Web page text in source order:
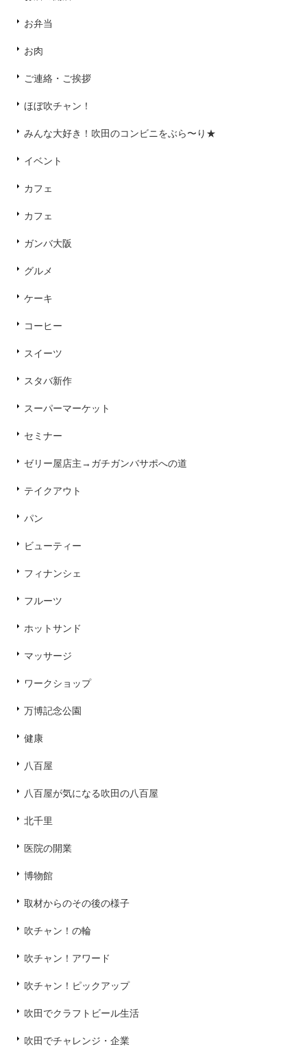
お弁当
お肉
ご連絡・ご挨拶
ほぼ吹チャン！
みんな大好き！吹田のコンビニをぶら〜り★
イベント
カフェ
カフェ
ガンバ大阪
グルメ
ケーキ
コーヒー
スイーツ
スタバ新作
スーパーマーケット
セミナー
ゼリー屋店主→ガチガンバサポへの道
テイクアウト
パン
ビューティー
フィナンシェ
フルーツ
ホットサンド
マッサージ
ワークショップ
万博記念公園
健康
八百屋
八百屋が気になる吹田の八百屋
北千里
医院の開業
博物館
取材からのその後の様子
吹チャン！の輪
吹チャン！アワード
吹チャン！ピックアップ
吹田でクラフトビール生活
吹田でチャレンジ・企業